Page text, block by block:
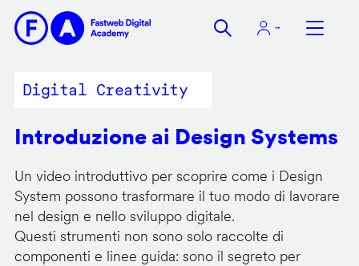
contenuto
Digital Creativity
Introduzione ai Design Systems
Un video introduttivo per scoprire come i Design
System possono trasformare il tuo modo di lavorare
nel design e nello sviluppo digitale.
Questi strumenti non sono solo raccolte di
componenti e linee guida: sono il segreto per